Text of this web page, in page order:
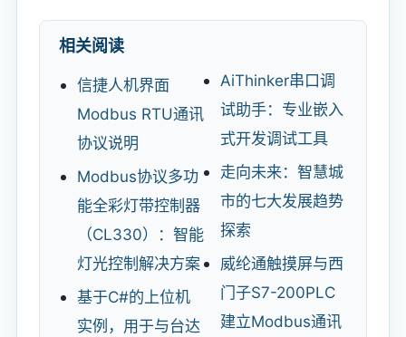
相关阅读
信捷人机界面
Modbus RTU通讯
协议说明
Modbus协议多功
能全彩灯带控制器
（CL330）：智能
灯光控制解决方案
基于C#的上位机
实例，用于与台达
AiThinker串口调
试助手：专业嵌入
式开发调试工具
走向未来：智慧城
市的七大发展趋势
探索
威纶通触摸屏与西
门子S7-200PLC
建立Modbus通讯